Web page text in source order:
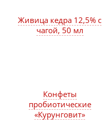
Живица кедра 12,5% с
чагой, 50 мл
Конфеты
пробиотические
«Курунговит»